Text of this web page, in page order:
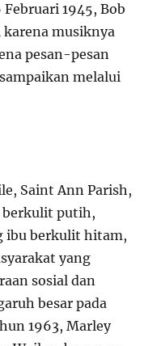
1945, Bob
musiknya
pesan-pesan
melalui
Saint Ann Parish,
berkulit putih,
ibu berkulit hitam,
yang
sosial dan
besar pada
1963, Marley